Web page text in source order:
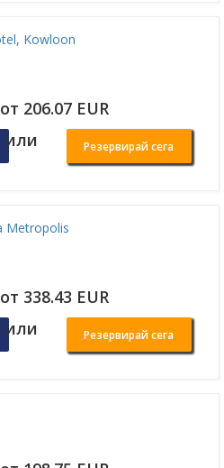
Kowloon
206.07 EUR
или Резервирай сега
Metropolis
338.43 EUR
или Резервирай сега